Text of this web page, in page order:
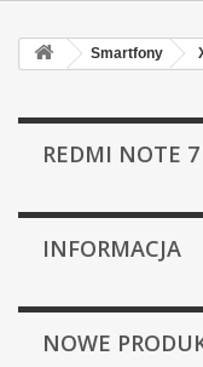
Smartfony
REDMI NOTE 7
INFORMACJA
NOWE